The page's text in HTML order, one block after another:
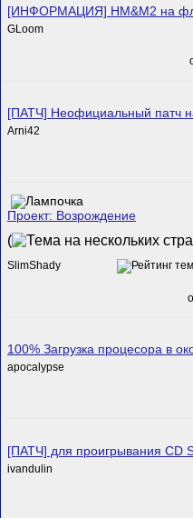
[ИНФОРМАЦИЯ] HM&M2 на
GLoom
[ПАТЧ] Неофициальный патч
Arni42
Проект: Возрождение
(
SlimShady
100% Загрузка процесора в
apocalypse
[ПАТЧ] для проигрывания CD
ivandulin